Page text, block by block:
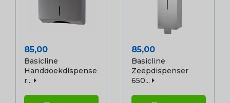
Prijs
85,00
Basicline
Handdoekdispense
R...
Prijs
85,00
Basicline
Zeepdispenser
650...